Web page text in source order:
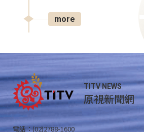
more
TITV NEWS
原視新聞網
電話：(02)2788-1600